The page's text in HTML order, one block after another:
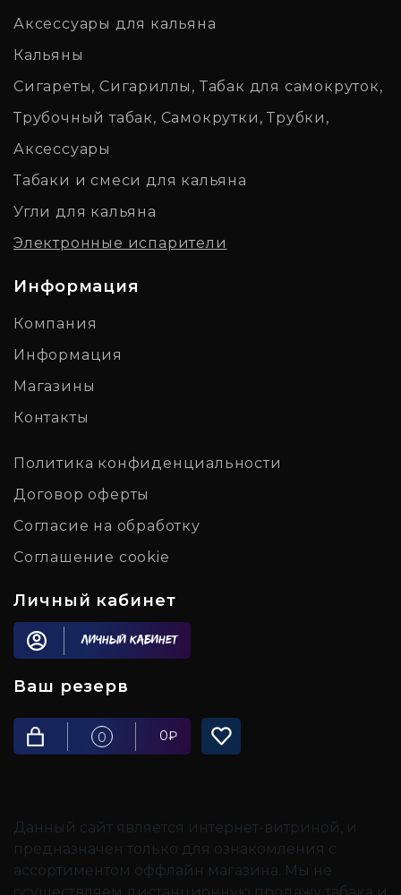
Аксессуары для кальяна
Кальяны
Сигареты, Сигариллы, Табак для самокруток,
Трубочный табак, Самокрутки, Трубки,
Аксессуары
Табаки и смеси для кальяна
Угли для кальяна
Электронные испарители
Информация
Компания
Информация
Магазины
Контакты
Политика конфиденциальности
Договор оферты
Согласие на обработку
Соглашение cookie
Личный кабинет
Личный кабинет
Ваш резерв
0 0₽
Данный сайт является интернет-витриной, и
предназначен только для ознакомления с
ассортиментом оффлайн магазина. Мы не